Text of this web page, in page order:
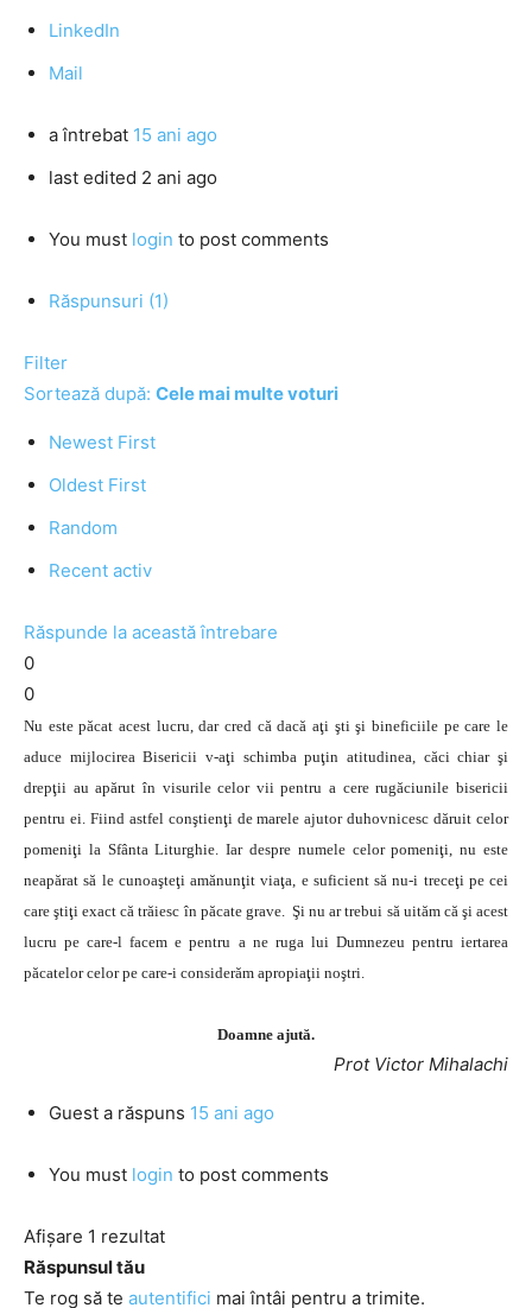
LinkedIn
Mail
a întrebat 15 ani ago
last edited 2 ani ago
You must login to post comments
Răspunsuri (1)
Filter
Sortează după: Cele mai multe voturi
Newest First
Oldest First
Random
Recent activ
Răspunde la această întrebare
0
0
Nu este păcat acest lucru, dar cred că dacă aţi şti şi bineficiile pe care le
aduce mijlocirea Bisericii v-aţi schimba puţin atitudinea, căci chiar şi
drepţii au apărut în visurile celor vii pentru a cere rugăciunile bisericii
pentru ei. Fiind astfel conştienţi de marele ajutor duhovnicesc dăruit celor
pomeniţi la Sfânta Liturghie. Iar despre numele celor pomeniţi, nu este
neapărat să le cunoaşteţi amănunţit viaţa, e suficient să nu-i treceţi pe cei
care ştiţi exact că trăiesc în păcate grave. Şi nu ar trebui să uităm că şi acest
lucru pe care-l facem e pentru a ne ruga lui Dumnezeu pentru iertarea
păcatelor celor pe care-i considerăm apropiaţii noştri.
Doamne ajută.
Prot Victor Mihalachi
Guest a răspuns 15 ani ago
You must login to post comments
Afișare 1 rezultat
Răspunsul tău
Te rog să te autentifici mai întâi pentru a trimite.